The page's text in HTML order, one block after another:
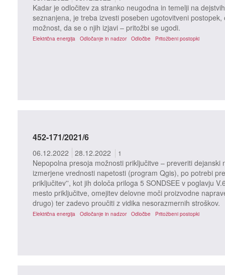
Kadar je odločitev za stranko neugodna in temelji na
seznanjena, je treba izvesti poseben ugotovitveni
možnost, da se o njih izjavi – pritožbi se ugodi.
Električna energija Odločanje in nadzor Odločbe Pritožbeni postopki
452-171/2021/6
06.12.2022 28.12.2022 1
Nepopolna presoja možnosti priključitve – preveriti
izmerjene vrednosti napetosti (program Qgis), po potrebi
priključitev'', kot jih določa priloga 5 SONDSEE v poglavju
mesto priključitve, omejitev delovne moči proizvodne
drugo) ter zadevo proučiti z vidika nesorazmernih stroškov.
Električna energija Odločanje in nadzor Odločbe Pritožbeni postopki